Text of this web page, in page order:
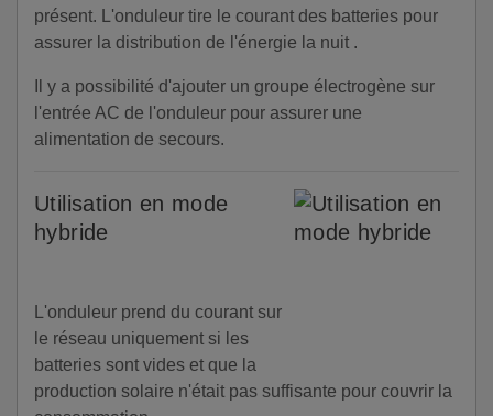
présent. L'onduleur tire le courant des batteries pour
assurer la distribution de l'énergie la nuit .
Il y a possibilité d'ajouter un groupe électrogène sur
l'entrée AC de l'onduleur pour assurer une
alimentation de secours.
Utilisation en mode
hybride
L'onduleur prend du courant sur
le réseau uniquement si les
batteries sont vides et que la
production solaire n'était pas suffisante pour couvrir la